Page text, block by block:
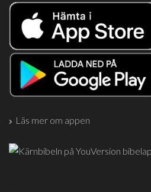
Läs mer om appen